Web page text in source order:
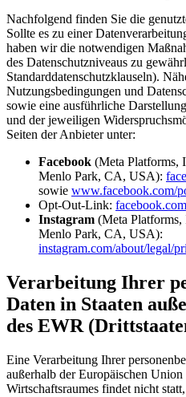
Nachfolgend finden Sie die
Sollte es zu einer
haben wir die notwendigen
des Datenschutzniveaus zu
Standarddatenschutzklauseln).
Nutzungsbedingungen und
sowie eine ausführliche
und der jeweiligen
Seiten der Anbieter unter:
Facebook (Meta Platforms,
Menlo Park, CA, USA):
sowie www.facebook.com/
Opt-Out-Link:
Instagram (Meta
Menlo Park, CA, USA):
instagram.com/about/legal/
Verarbeitung Ihrer
Daten in Staaten
des EWR
Eine Verarbeitung Ihrer
außerhalb der Europäischen Union
Wirtschaftsraumes findet nicht